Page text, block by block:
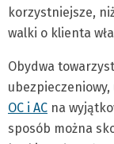
korzystniejsze,
walki o klienta
Obydwa
OC i AC na
sposób można